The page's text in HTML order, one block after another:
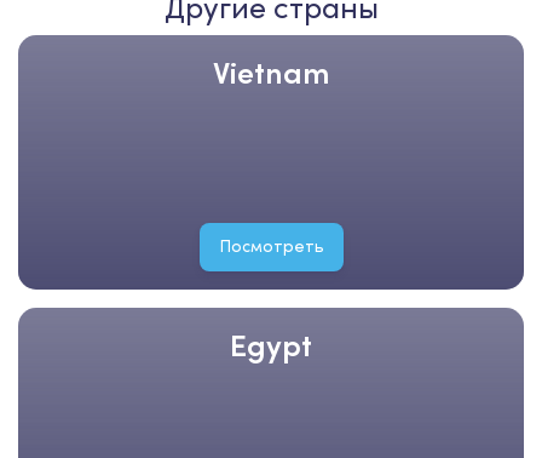
Vietnam
Посмотреть
Egypt